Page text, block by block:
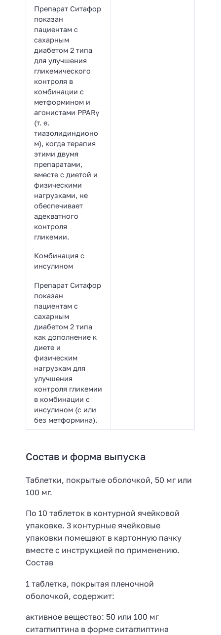
Препарат Ситафор
показан
пациентам с
сахарным
диабетом 2 типа
для улучшения
гликемического
контроля в
комбинации с
метформином и
агонистами PPARγ
(т. е.
тиазолидиндионо
м), когда терапия
этими двумя
препаратами,
вместе с диетой и
физическими
нагрузками, не
обеспечивает
адекватного
контроля
гликемии.
Комбинация с
инсулином
Препарат Ситафор
показан
пациентам с
сахарным
диабетом 2 типа
как дополнение к
диете и
физическим
нагрузкам для
улучшения
контроля гликемии
в комбинации с
инсулином (с или
без метформина).
Состав и форма выпуска
Таблетки, покрытые оболочкой, 50 мг или
100 мг.
По 10 таблеток в контурной ячейковой
упаковке. 3 контурные ячейковые
упаковки помещают в картонную пачку
вместе с инструкцией по применению.
Состав
1 таблетка, покрытая пленочной
оболочкой, содержит:
активное вещество: 50 или 100 мг
ситаглиптина в форме ситаглиптина